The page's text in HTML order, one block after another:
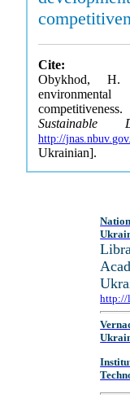
Cite:
Obykhod, H.
Sustainable
http://
Ukrainian].
http://